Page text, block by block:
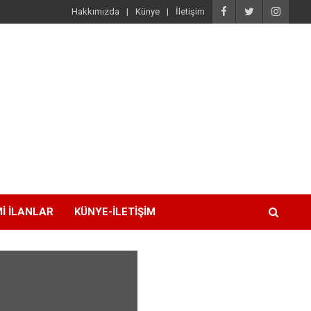
Hakkımızda Künye İletişim
İLANLAR KÜNYE-İLETIŞIM